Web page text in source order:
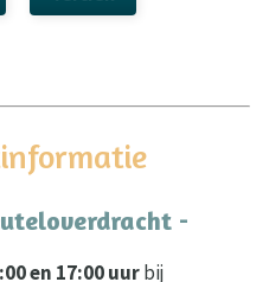
-
en 17:00 uurbij